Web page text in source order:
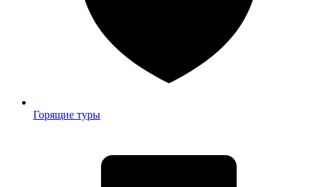
Горящие туры